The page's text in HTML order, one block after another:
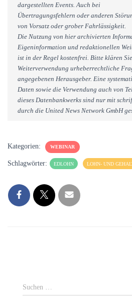
dargestellten Events. Auch bei
Übertragungsfehlern oder anderen
von Vorsatz oder grober Fahrlässigkeit.
Die Nutzung von hier archivierten
Eigeninformation und redaktionellen
ist in der Regel kostenfrei. Bitte klären
Weiterverwendung urheberrechtliche
angegebenen Herausgeber. Eine
Daten sowie die Verwendung auch von
dieses Datenbankwerks sind nur mit
durch die United News Network GmbH
Kategorien: WEBINAR
Schlagwörter: EDLOHN LOHN- UND
S
u
Suchen …